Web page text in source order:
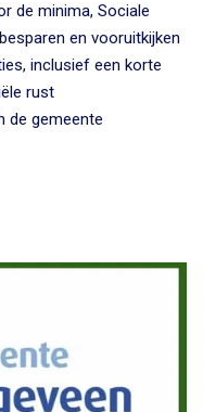
de minima, Sociale
en vooruitkijken
inclusief een korte
rust
de gemeente